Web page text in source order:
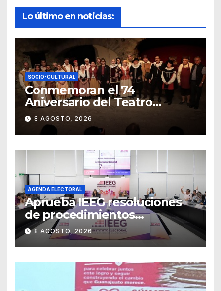
Lo último en noticias:
SOCIO-CULTURAL
Conmemoran el 74
Aniversario del Teatro
Universitario con una
representación del
“Retablillo jovial”
8 AGOSTO, 2026
AGENDA ELECTORAL
Aprueba IEEG resoluciones
de procedimientos
sancionadores
8 AGOSTO, 2026